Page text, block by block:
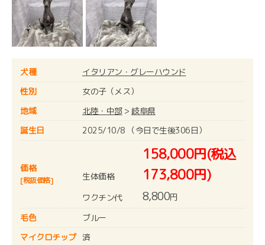
犬種
イタリアン・グレーハウンド
性別
女の子（メス）
地域
北陸・中部> 岐阜県
誕生日
2025/10/8 （今日で生後306日）
価格
[税抜価格] 生体価格
158,000円(税込
173,800円)
ワクチン代 8,800円
毛色
ブルー
マイクロチップ 済